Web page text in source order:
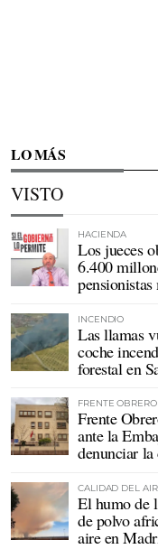
LO MÁS
VISTO
HACIENDA
Los jueces
6.400
INCENDIO
Las llamas
coche
forestal en
FRENTE OBRERO
Frente
ante la
denunciar
CALIDAD DEL
El humo de
de polvo
aire en